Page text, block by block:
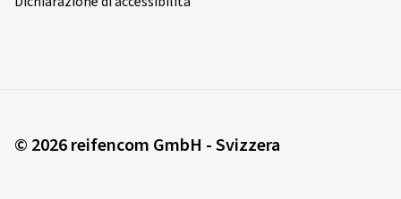
© 2026 reifencom GmbH - Svizzera